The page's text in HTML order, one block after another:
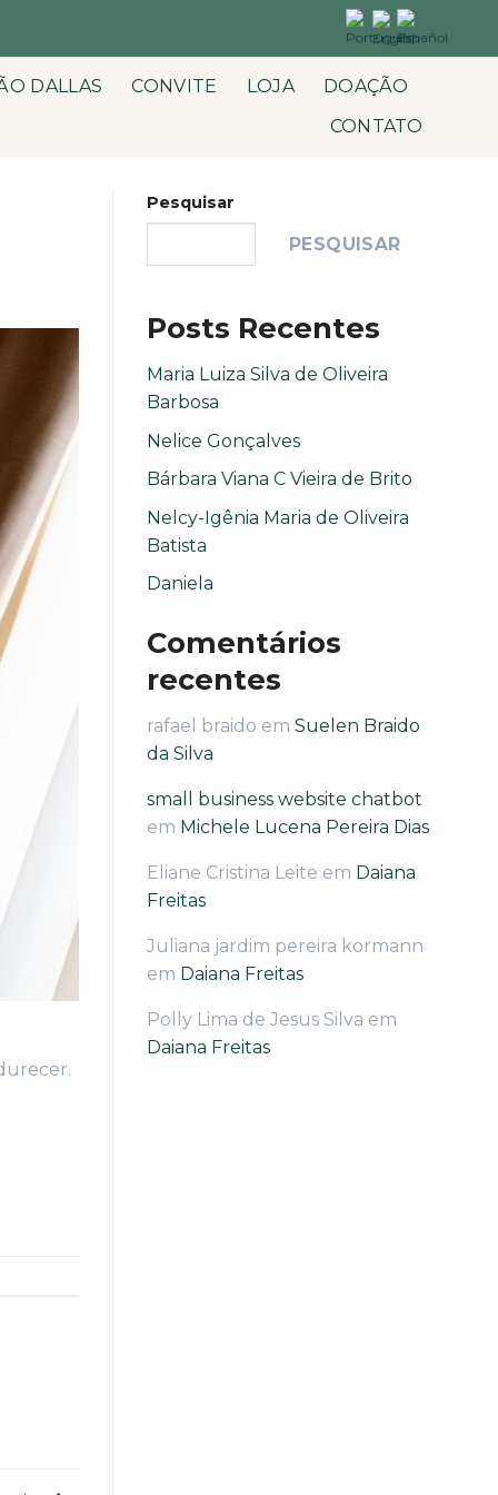
DALLAS CONVITE LOJA
DOAÇÃO
CONTATO
Pesquisar
PESQUISAR
Posts Recentes
Maria Luiza Silva de Oliveira
Barbosa
Nelice Gonçalves
Bárbara Viana C Vieira de Brito
Nelcy-Igênia Maria de Oliveira
Batista
Daniela
Comentários
recentes
rafael braido em Suelen Braido
da Silva
small business website chatbot
em Michele Lucena Pereira Dias
Eliane Cristina Leite em Daiana
Freitas
Juliana jardim pereira kormann
em Daiana Freitas
Polly Lima de Jesus Silva em
Daiana Freitas